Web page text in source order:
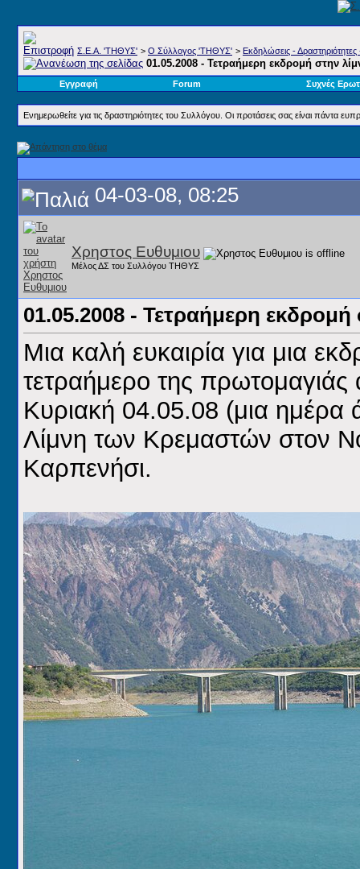
Σ.E.A. 'ΤΗΘΥΣ' > Ο Σύλλογος 'ΤΗΘΥΣ' > Εκδηλώσεις -
01.05.2008 - Τετραήμερη εκδρομή στην
Εγγραφή Forum Συχνές
Ενημερωθείτε για τις δραστηριότητες του Συλλόγου. Οι προτάσεις σας είναι πάντα
04-03-08, 08:25
Χρηστος Ευθυμιου
Μέλος ΔΣ του Συλλόγου ΤΗΘΥΣ
01.05.2008 - Τετραήμερη
Μια καλή ευκαιρία για μια
τετραήμερο της
Κυριακή 04.05.08 (μια ημέρα
Λίμνη των Κρεμαστών στον
Καρπενήσι.